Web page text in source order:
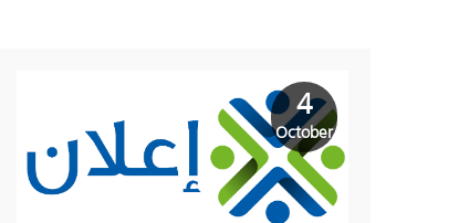
4
October